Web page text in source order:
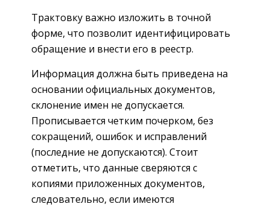
Трактовку важно изложить в точной
форме, что позволит идентифицировать
обращение и внести его в реестр.
Информация должна быть приведена на
основании официальных документов,
склонение имен не допускается.
Прописывается четким почерком, без
сокращений, ошибок и исправлений
(последние не допускаются). Стоит
отметить, что данные сверяются с
копиями приложенных документов,
следовательно, если имеются